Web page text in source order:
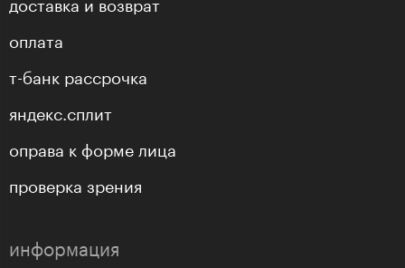
оплата
т-банк рассрочка
яндекс.сплит
оправа к форме лица
проверка зрения
информация